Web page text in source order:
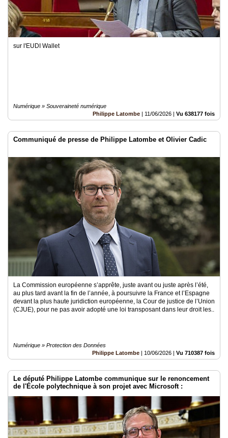
sur l'EUDI Wallet
Numérique » Souveraineté numérique
Philippe Latombe | 11/06/2026 | Vu 638177 fois
Communiqué de presse de Philippe Latombe et Olivier Cadic
La Commission européenne s’apprête, juste avant ou juste après l’été,
au plus tard avant la fin de l’année, à poursuivre la France et l’Espagne
devant la plus haute juridiction européenne, la Cour de justice de l’Union
(CJUE), pour ne pas avoir adopté une loi transposant dans leur droit les..
Numérique » Protection des Données
Philippe Latombe | 10/06/2026 | Vu 710387 fois
Le député Philippe Latombe communique sur le renoncement
de l'École polytechnique à son projet avec Microsoft :